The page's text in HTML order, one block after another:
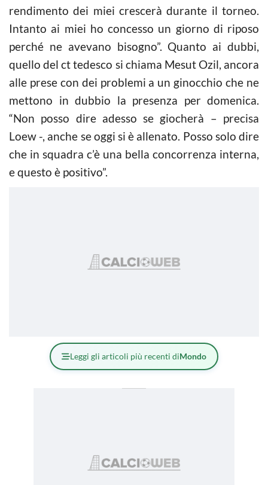
rendimento dei miei crescerà durante il torneo.
Intanto ai miei ho concesso un giorno di riposo
perché ne avevano bisogno”. Quanto ai dubbi,
quello del ct tedesco si chiama Mesut Ozil, ancora
alle prese con dei problemi a un ginocchio che ne
mettono in dubbio la presenza per domenica.
“Non posso dire adesso se giocherà – precisa
Loew -, anche se oggi si è allenato. Posso solo dire
che in squadra c’è una bella concorrenza interna,
e questo è positivo”.
Leggi gli articoli più recenti diMondo